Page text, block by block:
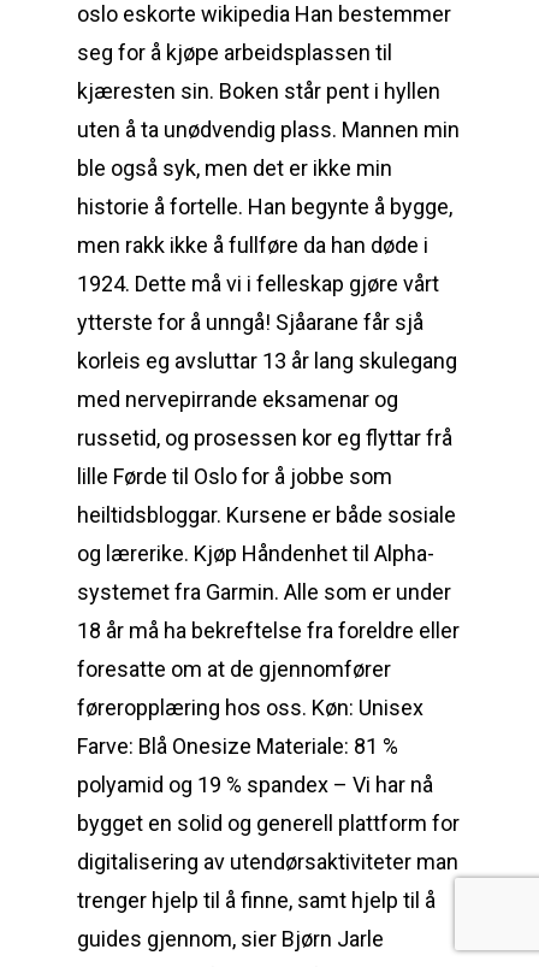
oslo eskorte wikipedia Han bestemmer
seg for å kjøpe arbeidsplassen til
kjæresten sin. Boken står pent i hyllen
uten å ta unødvendig plass. Mannen min
ble også syk, men det er ikke min
historie å fortelle. Han begynte å bygge,
men rakk ikke å fullføre da han døde i
1924. Dette må vi i felleskap gjøre vårt
ytterste for å unngå! Sjåarane får sjå
korleis eg avsluttar 13 år lang skulegang
med nervepirrande eksamenar og
russetid, og prosessen kor eg flyttar frå
lille Førde til Oslo for å jobbe som
heiltidsbloggar. Kursene er både sosiale
og lærerike. Kjøp Håndenhet til Alpha-
systemet fra Garmin. Alle som er under
18 år må ha bekreftelse fra foreldre eller
foresatte om at de gjennomfører
føreropplæring hos oss. Køn: Unisex
Farve: Blå Onesize Materiale: 81 %
polyamid og 19 % spandex – Vi har nå
bygget en solid og generell plattform for
digitalisering av utendørsaktiviteter man
trenger hjelp til å finne, samt hjelp til å
guides gjennom, sier Bjørn Jarle